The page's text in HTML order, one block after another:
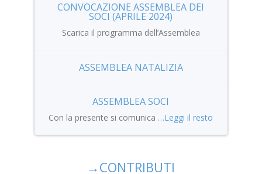
CONVOCAZIONE ASSEMBLEA DEI
SOCI (APRILE 2024)
Scarica il programma dell’Assemblea
ASSEMBLEA NATALIZIA
ASSEMBLEA SOCI
Con la presente si comunica …Leggi il resto
→CONTRIBUTI